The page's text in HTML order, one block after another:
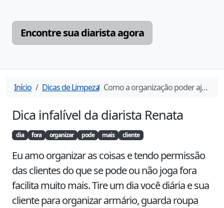
Encontre sua diarista agora
Início Dicas de Limpeza Como a organização poder ajudar no seu dia a dia
Dica infalível da diarista Renata
dia fora organizar pode mais cliente
Eu amo organizar as coisas e tendo permissão
das clientes do que se pode ou não joga fora
facilita muito mais. Tire um dia você diária e sua
cliente para organizar armário, guarda roupa